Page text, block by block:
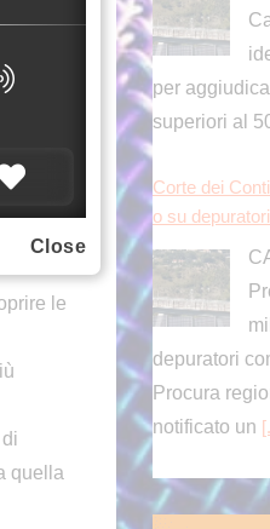
effetti
ha
le
quella
per
superiori al
Corte dei
o su
depuratori
Procura
notificato un
Close